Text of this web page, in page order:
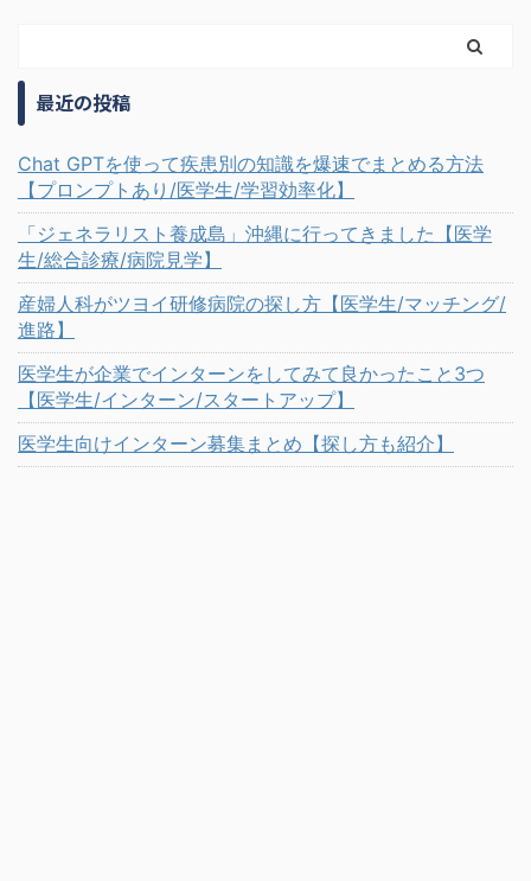
最近の投稿
Chat GPTを使って疾患別の知識を爆速でまとめる方法
【プロンプトあり/医学生/学習効率化】
「ジェネラリスト養成島」沖縄に行ってきました【医学
生/総合診療/病院見学】
産婦人科がツヨイ研修病院の探し方【医学生/マッチング/
進路】
医学生が企業でインターンをしてみて良かったこと3つ
【医学生/インターン/スタートアップ】
医学生向けインターン募集まとめ【探し方も紹介】